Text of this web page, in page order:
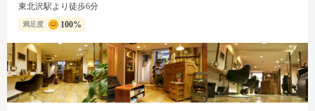
東北沢駅より徒歩6分
満足度 100%